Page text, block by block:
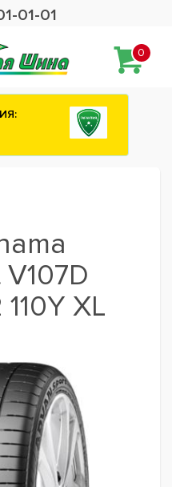
01-01
0
Сashback 2500 рублей на
шины ATTAR
XL